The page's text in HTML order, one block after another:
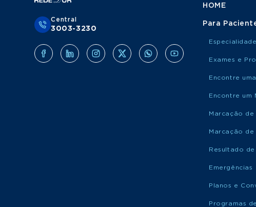
Central
3003-3230
HOME
Para
Exames e
Encontre
Encontre um
Marcação de
Marcação de
Resultado de
Emergências
Planos e
Programas